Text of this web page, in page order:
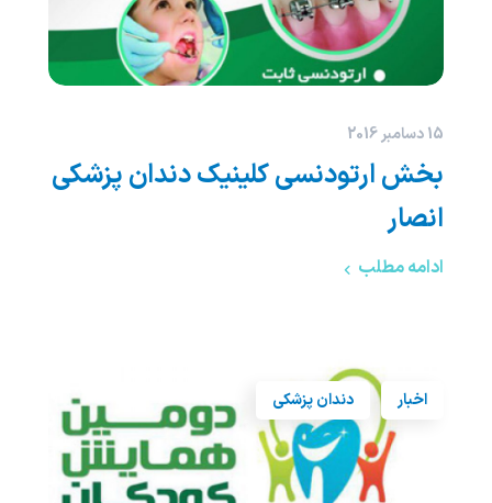
15 دسامبر 2016
بخش ارتودنسی کلینیک دندان پزشکی
انصار
ادامه مطلب
اخبار دندان پزشکی